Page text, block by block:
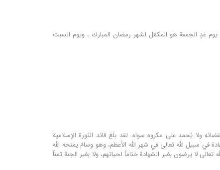
غدٍ الجمعة هو المكمّل لشهر رمضان المبارك ، ويوم السبت
ولا يُحمد على مكروه سواه. لقد بلَغ قائد الثورة الإسلامية
في سبيل الله تعالى في شهر الله الأعظم، وهو وسامٌ يمنحه الله
في سبيل نيل رضاه (وَيَتَّخِذَ مِنكُمْ شُهَدَاءَ ) (آل عمران:140) وإن أولياء الله تعالى لا يرضون بغير الشهادة ختاماً لحياتهم، ولا بغير الجنة ثمناً